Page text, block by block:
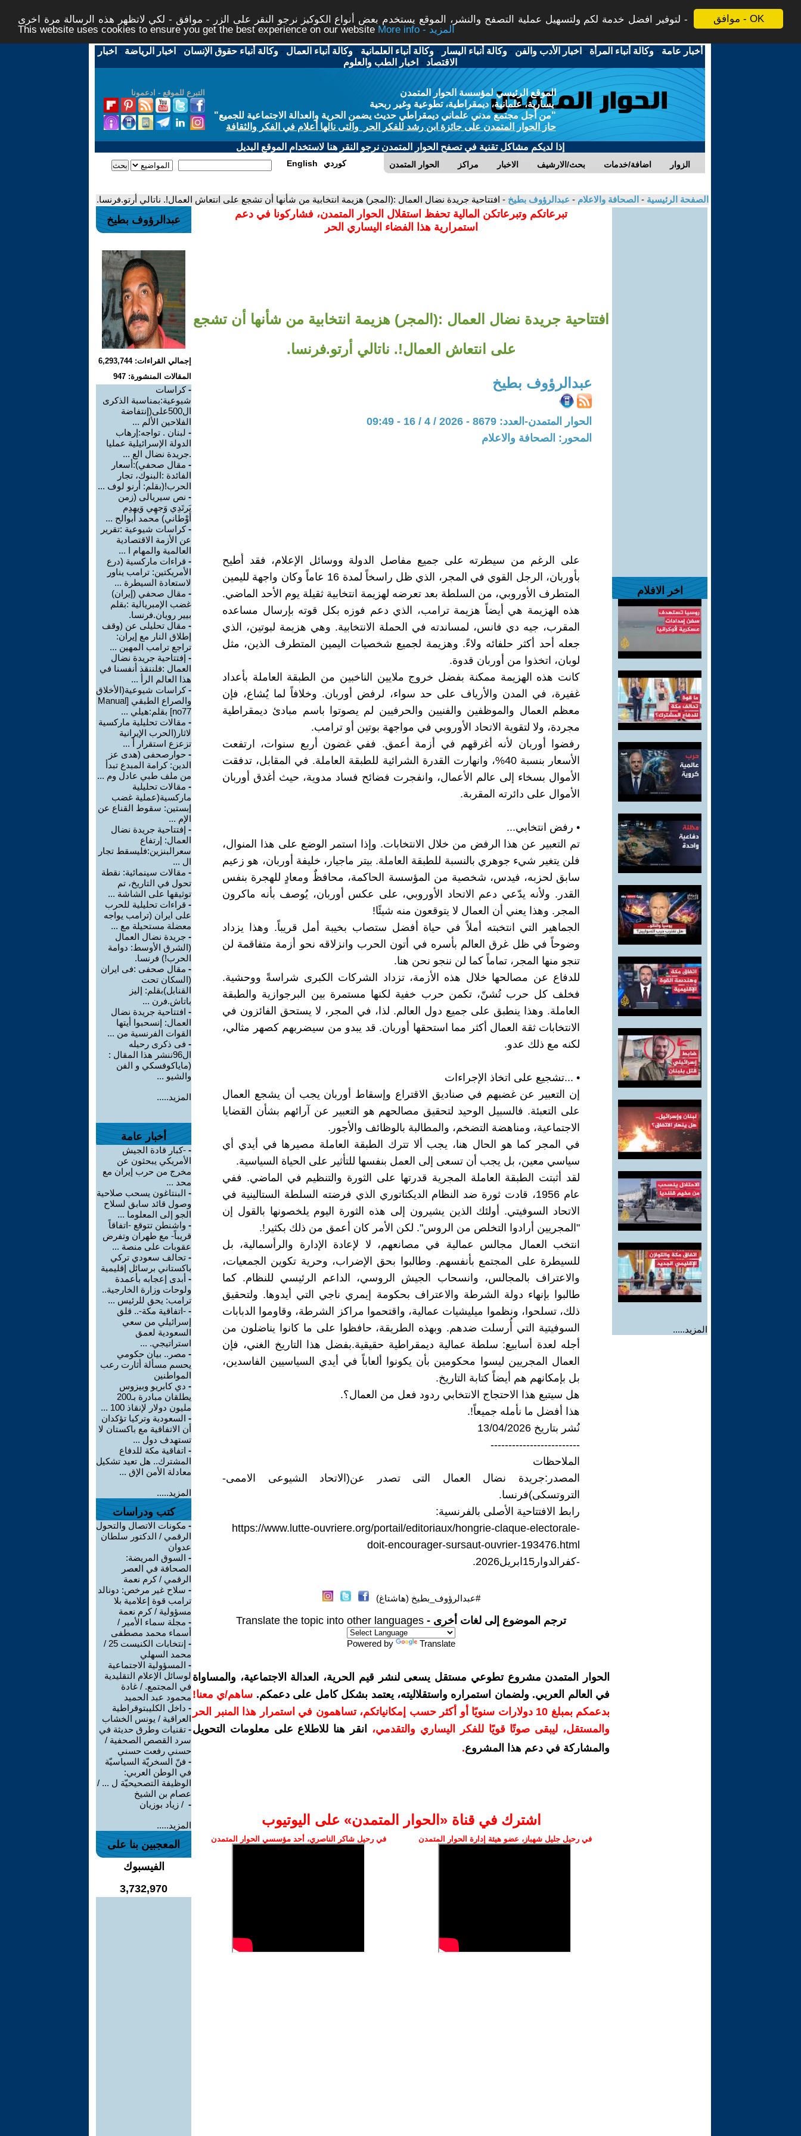
موافق - OK
لتوفير افضل خدمة لكم ولتسهيل عملية التصفح والنشر، الموقع يستخدم بعض أنواع الكوكيز نرجو النقر على الزر - موافق - لكي لاتظهر هذه الرسالة مرة اخرى -
This website uses cookies to ensure you get the best experience on our website
More info - المزيد
أخبار عامة -وكالة أنباء المرأة - اخبار الأدب والفن -وكالة أنباء اليسار -وكالة أنباء العلمانية -وكالة أنباء العمال -وكالة أنباء حقوق الإنسان - اخبار الرياضة - اخبار
الاقتصاد - اخبار الطب والعلوم
التبرع للموقع - ادعمونا
الموقع الرئيسي لمؤسسة الحوار المتمدن
يسارية، علمانية، ديمقراطية، تطوعية وغير ربحية
"من أجل مجتمع مدني علماني ديمقراطي حديث يضمن الحرية والعدالة الاجتماعية للجميع"
حاز الحوار المتمدن على جائزة ابن رشد للفكر الحر والتى نالها أعلام في الفكر والثقافة
إذا لديكم مشاكل تقنية في تصفح الحوار المتمدن نرجو النقر هنا لاستخدام الموقع البديل
الحوار المتمدن مراكز الاخبار بحث/الارشيف اضافة/خدمات الزوار English كوردي
الصفحة الرئيسية - الصحافة والاعلام - عبدالرؤوف بطيخ - افتتاحية جريدة نضال العمال :(المجر) هزيمة انتخابية من شأنها أن تشجع على انتعاش العمال!. ناتالي أرتو.فرنسا.
اخر الافلام
المزيد.....
تبرعاتكم وتبرعاتكن المالية تحفظ استقلال الحوار المتمدن، فشاركونا في دعم
استمرارية هذا الفضاء اليساري الحر
افتتاحية جريدة نضال العمال :(المجر) هزيمة انتخابية من شأنها أن تشجع
على انتعاش العمال!. ناتالي أرتو.فرنسا.
عبدالرؤوف بطيخ
الحوار المتمدن-العدد: 8679 - 2026 / 4 / 16 - 09:49
المحور: الصحافة والاعلام
على الرغم من سيطرته على جميع مفاصل الدولة ووسائل الإعلام، فقد أُطيح
بأوربان، الرجل القوي في المجر، الذي ظل راسخاً لمدة 16 عاماً وكان واجهة لليمين
المتطرف الأوروبي، من السلطة بعد تعرضه لهزيمة انتخابية ثقيلة يوم الأحد الماضي.
هذه الهزيمة هي أيضاً هزيمة ترامب، الذي دعم فوزه بكل قوته بإرسال مساعده
المقرب، جيه دي فانس، لمساندته في الحملة الانتخابية. وهي هزيمة لبوتين، الذي
جعله أحد أكثر حلفائه ولاءً. وهزيمة لجميع شخصيات اليمين المتطرف الذين، مثل
لوبان، اتخذوا من أوربان قدوة.
كانت هذه الهزيمة ممكنة بفضل خروج ملايين الناخبين من الطبقة العاملة بأعداد
غفيرة، في المدن والأرياف على حد سواء، لرفض أوربان. وخلافاً لما يُشاع، فإن
معظم العمال والموظفين والفنيين والحرفيين لم يصوتوا باسم مبادئ ديمقراطية
مجردة، ولا لتقوية الاتحاد الأوروبي في مواجهة بوتين أو ترامب.
رفضوا أوربان لأنه أغرقهم في أزمة أعمق. ففي غضون أربع سنوات، ارتفعت
الأسعار بنسبة 40%، وانهارت القدرة الشرائية للطبقة العاملة. في المقابل، تدفقت
الأموال بسخاء إلى عالم الأعمال، وانفجرت فضائح فساد مدوية، حيث أغدق أوربان
الأموال على دائرته المقربة.
• رفض انتخابي...
تم التعبير عن هذا الرفض من خلال الانتخابات. وإذا استمر الوضع على هذا المنوال،
فلن يتغير شيء جوهري بالنسبة للطبقة العاملة. بيتر ماجيار، خليفة أوربان، هو زعيم
سابق لحزبه، فيدس، شخصية من المؤسسة الحاكمة، محافظٌ ومعادٍ للهجرة بنفس
القدر. ولأنه يدّعي دعم الاتحاد الأوروبي، على عكس أوربان، يُوصف بأنه ماكرون
المجر. وهذا يعني أن العمال لا يتوقعون منه شيئًا!
الجماهير التي انتخبته أملاً في حياة أفضل ستصاب بخيبة أمل قريباً. وهذا يزداد
وضوحاً في ظل غرق العالم بأسره في أتون الحرب وانزلاقه نحو أزمة متفاقمة لن
تنجو منها المجر، تماماً كما لن ننجو نحن هنا.
للدفاع عن مصالحها خلال هذه الأزمة، تزداد الشركات الكبرى شراسةً ووحشية.
فخلف كل حرب تُشنّ، تكمن حرب خفية لكنها مستمرة بين البرجوازية والطبقة
العاملة. وهذا ينطبق على جميع دول العالم. لذا، في المجر، لا يستحق الفائزون في
الانتخابات ثقة العمال أكثر مما استحقها أوربان. قد يبدو من سيضربهم كصهر مثالي،
لكنه مع ذلك عدو.
• ...تشجيع على اتخاذ الإجراءات
إن التعبير عن غضبهم في صناديق الاقتراع وإسقاط أوربان يجب أن يشجع العمال
على التعبئة. فالسبيل الوحيد لتحقيق مصالحهم هو التعبير عن آرائهم بشأن القضايا
الاجتماعية، ومناهضة التضخم، والمطالبة بالوظائف والأجور.
في المجر كما هو الحال هنا، يجب ألا تترك الطبقة العاملة مصيرها في أيدي أي
سياسي معين، بل يجب أن تسعى إلى العمل بنفسها للتأثير على الحياة السياسية.
لقد أثبتت الطبقة العاملة المجرية قدرتها على الثورة والتنظيم في الماضي. ففي
عام 1956، قادت ثورة ضد النظام الديكتاتوري الذي فرضته السلطة الستالينية في
الاتحاد السوفيتي. أولئك الذين يشيرون إلى هذه الثورة اليوم يلخصونها بالقول إن
"المجريين أرادوا التخلص من الروس". لكن الأمر كان أعمق من ذلك بكثير!.
انتخب العمال مجالس عمالية في مصانعهم، لا لإعادة الإدارة والرأسمالية، بل
للسيطرة على المجتمع بأنفسهم. وطالبوا بحق الإضراب، وحرية تكوين الجمعيات،
والاعتراف بالمجالس، وانسحاب الجيش الروسي، الداعم الرئيسي للنظام. كما
طالبوا بإنهاء دولة الشرطة والاعتراف بحكومة إيمري ناجي التي أيدوها. ولتحقيق
ذلك، تسلحوا، ونظموا ميليشيات عمالية، واقتحموا مراكز الشرطة، وقاوموا الدبابات
السوفيتية التي أُرسلت ضدهم. وبهذه الطريقة، حافظوا على ما كانوا يناضلون من
أجله لعدة أسابيع: سلطة عمالية ديمقراطية حقيقية.بفضل هذا التاريخ الغني، فإن
العمال المجريين ليسوا محكومين بأن يكونوا ألعاباً في أيدي السياسيين الفاسدين،
بل بإمكانهم هم أيضاً كتابة التاريخ.
هل سيتبع هذا الاحتجاج الانتخابي ردود فعل من العمال؟.
هذا أفضل ما نأمله جميعاً!.
نُشر بتاريخ 13/04/2026
-------------------------
الملاحظات
المصدر:جريدة نضال العمال التى تصدر عن(الاتحاد الشيوعى الاممى-
التروتسكى)فرنسا.
رابط الافتتاحية الأصلى بالفرنسية:
https://www.lutte-ouvriere.org/portail/editoriaux/hongrie-claque-electorale-
doit-encourager-sursaut-ouvrier-193476.html
-كفرالدوار15ابريل2026.
#عبدالرؤوف_بطيخ (هاشتاغ)
ترجم الموضوع إلى لغات أخرى - Translate the topic into other languages
Powered by Translate
الحوار المتمدن مشروع تطوعي مستقل يسعى لنشر قيم الحرية، العدالة الاجتماعية، والمساواة
في العالم العربي. ولضمان استمراره واستقلاليته، يعتمد بشكل كامل على دعمكم. ساهم/ي معنا!
بدعمكم بمبلغ 10 دولارات سنويًا أو أكثر حسب إمكانياتكم، تساهمون في استمرار هذا المنبر الحر
والمستقل، ليبقى صوتًا قويًا للفكر اليساري والتقدمي،
انقر هنا للاطلاع على معلومات التحويل
والمشاركة في دعم هذا المشروع.
اشترك في قناة ‫«الحوار المتمدن» على اليوتيوب
في رحيل جليل شهباز، عضو هيئة إدارة الحوار المتمدن في رحيل شاكر الناصري، أحد مؤسسي الحوار المتمدن
عبدالرؤوف بطيخ
إجمالي القراءات: 6,293,744
المقالات المنشورة: 947
-كراسات
شيوعية:بمناسبة الذكرى
ال500على(إنتفاضة
الفلاحين الألم ...
- لبنان . تواجه:إرهاب
الدولة الإسرائيلية عمليا
.جريدة نضال الع ...
- مقال صحفي):أسعار
الفائدة :البنوك، تجار
الحرب!(بقلم: أرنو لوف ...
- نص سيريالى (زمن
يَرتَدِي وَجهِي وَيهدِم
أوْطاني) محمد أبوالح ...
-كراسات شيوعية :تقرير
عن الأزمة الاقتصادية
العالمية والمهام ا ...
- قراءات ماركسية (درع
الأمريكتين: ترامب يناور
لاستعادة السيطرة ...
- مقال صحفي (إيران)
غضب الإمبريالية :بقلم
بيير رويان.فرنسا.
- مقال تحليلى عن (وقف
إطلاق النار مع إيران:
تراجع ترامب المهين ...
- إفتتاحية جريدة نضال
العمال :فلننقذ أنفسنا في
هذا العالم الرأ ...
-كراسات شيوعية(الأخلاق
والصراع الطبقي [Manual
no77] بقلم:هيلي ...
- مقالات تحليلية ماركسية
لاثار(الحرب الإيرانية
تزعزع استقرار أ ...
- حوارصحفى (هدى عز
الدين: كرامة المبدع تبدأ
من ملف طبي عادل وم ...
- مقالات تحليلية
ماركسية(عملية غضب
إبستين: سقوط القناع عن
الإم ...
- إفتتاحية جريدة نضال
العمال: إرتفاع
سعرالبنزين:فليسقط تجار
ال ...
- مقالات سينمائية: نقطة
تحول في التاريخ، تم
توثيقها على الشاشة ...
- قراءات تحليلية للحرب
على ايران (ترامب يواجه
معضلة مستحيلة مع ...
- جريدة نضال العمال
(الشرق الأوسط: دوامة
الحرب!) فرنسا.
- مقال صحفى :فى ايران
(السكان تحت
القنابل)بقلم: إليز
باتاش.فرن ...
- افتتاحية جريدة نضال
العمال: إنسحبوا أيتها
القوات الفرنسية من ...
- فى ذكرى رحيله
ال96ننشر هذا المقال :
(ماياكوفسكي و الفن
والشيو ...
المزيد.....
أخبار عامة
- -كبار قادة الجيش
الأمريكي يبحثون عن
مخرج من حرب إيران مع
محد ...
- البنتاغون يسحب صلاحية
وصول قائد سابق لسلاح
الجو إلى المعلوما ...
- واشنطن تتوقع -اتفاقاً
قريباً- مع طهران وتفرض
عقوبات على منصة ...
- تحالف سعودي تركي
باكستاني برسائل إقليمية
- أبدى إعجابه بأعمدة
ولوحات وزارة الخارجية..
ترامب: يحق للرئيس ...
- -اتفاقية مكة-.. قلق
إسرائيلي من سعي
السعودية لعمق
استراتيجي. ...
- مصر.. بيان حكومي
يحسم مسألة أثارت رعب
المواطنين
- دي كابريو وبيزوس
يطلقان مبادرة بـ200
مليون دولار لإنقاذ 100 ...
- السعودية وتركيا تؤكدان
أن الاتفاقية مع باكستان لا
تستهدف دول ...
- اتفاقية مكة للدفاع
المشترك.. هل تعيد تشكيل
معادلة الأمن الإق ...
المزيد.....
كتب ودراسات
- مكونات الاتصال والتحول
الرقمي / الدكتور سلطان
عدوان
- السوق المريضة:
الصحافة في العصر
الرقمي / كرم نعمة
- سلاح غير مرخص: دونالد
ترامب قوة إعلامية بلا
مسؤولية / كرم نعمة
- مجلة سماء الأمير /
أسماء محمد مصطفى
-
إنتخابات الكنيست 25 /
محمد السهلي
- المسؤولية الاجتماعية
لوسائل الإعلام التقليدية
في المجتمع. / غادة
محمود عبد الحميد
- داخل الكليبتوقراطية
العراقية / يونس الخشاب
- تقنيات وطرق حديثة في
سرد القصص الصحفية /
حسني رفعت حسني
- فنّ السخريّة السياسيّة
في الوطن العربي:
الوظيفة التصحيحيّة ل ... /
عصام بن الشيخ
- ‏ / زياد بوزيان
المزيد.....
المعجبين بنا على
الفيسبوك
3,732,970